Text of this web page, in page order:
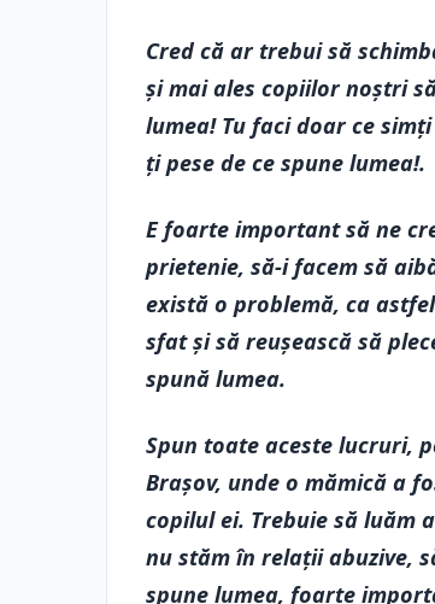
Cred că ar trebui să
și mai ales copiilor noștri
lumea! Tu faci doar ce
ți pese de ce spune lumea!.
E foarte important să ne
prietenie, să-i facem să
există o problemă, ca
sfat și să reușească să
spună lumea.
Spun toate aceste lucruri,
Brașov, unde o mămică a
copilul ei. Trebuie să luăm
nu stăm în relații abuzive,
spune lumea, foarte